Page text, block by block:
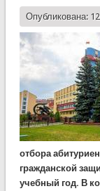
Опубликована:
отбора
гражданской
учебный год. В